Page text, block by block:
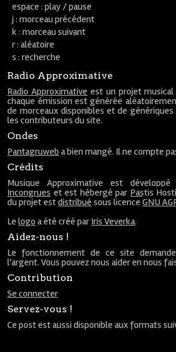
espace : play / pause
j : morceau précédent
k : morceau suivant
r : aléatoire
s : recherche
Radio Approximative
Radio Approximative est un projet
chaque émission est générée
de morceaux disponibles et de
les contributeurs du site.
Ondes
Pantagruweb a bien mangé. Il ne compte
Crédits
Musique Approximative est
Incongrues et est hébergé par Pastis
du projet estdistribué sous licenceGNU
Lelogo a été créé par Iris Veverka.
Aidez-nous !
Le fonctionnement de ce site
l'argent. Vous pouvez nous aider en nous
Contribution
Se connecter
Servez-vous !
Ce post est aussi disponible aux formats